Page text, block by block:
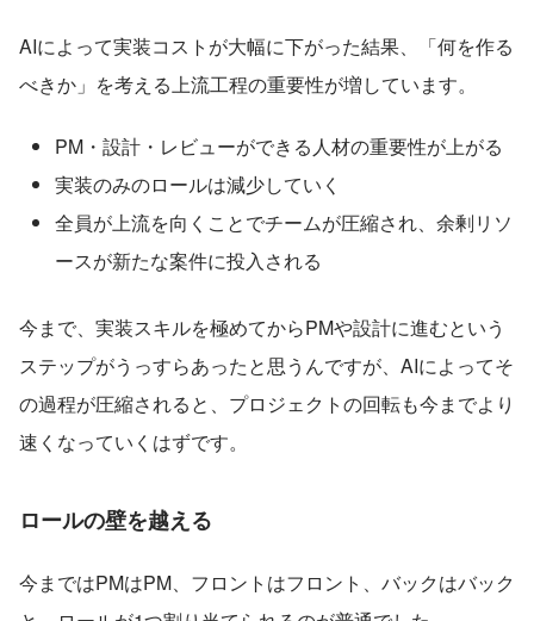
AIによって実装コストが大幅に下がった結果、「何を作る
べきか」を考える上流工程の重要性が増しています。
PM・設計・レビューができる人材の重要性が上がる
実装のみのロールは減少していく
全員が上流を向くことでチームが圧縮され、余剰リソ
ースが新たな案件に投入される
今まで、実装スキルを極めてからPMや設計に進むという
ステップがうっすらあったと思うんですが、AIによってそ
の過程が圧縮されると、プロジェクトの回転も今までより
速くなっていくはずです。
ロールの壁を越える
今まではPMはPM、フロントはフロント、バックはバック